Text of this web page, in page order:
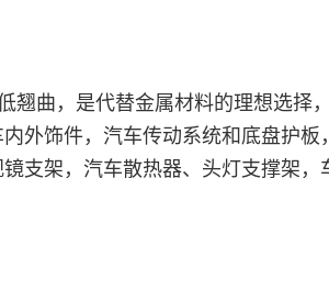
翘曲，是代替金属材料的理想选择
外饰件，汽车传动系统和底盘护板
支架，汽车散热器、头灯支撑架，